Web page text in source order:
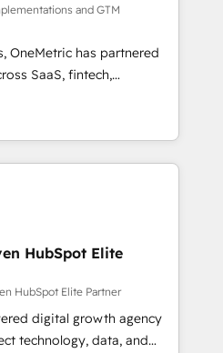
and strategic marketing,
FLAIR framework
Elite
certified consultancy,
and technology to help
and grow stronger.
and GTM
OneMetric has partnered
SaaS, fintech,
other industries. With
we deliver scalable
and RevOps challenges.
without data loss or
revenue efficiency. 🔹
with your tech stack
HubSpot Elite
HubSpot Elite Partner
digital growth agency
technology, data, and